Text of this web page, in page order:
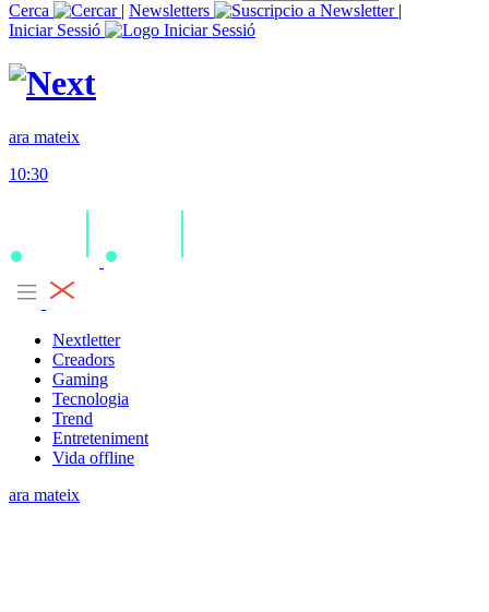
Cerca
| Newsletters
|
Iniciar Sessió
ara mateix
10:30
Nextletter
Creadors
Gaming
Tecnologia
Trend
Entreteniment
Vida offline
ara mateix